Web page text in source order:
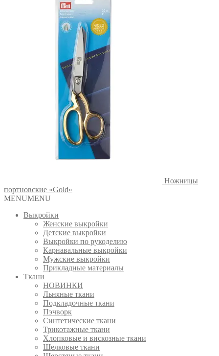
Ножницы
портновские «Gold»
MENUMENU
Выкройки
Женские выкройки
Детские выкройки
Выкройки по рукоделию
Карнавальные выкройки
Мужские выкройки
Прикладные материалы
Ткани
НОВИНКИ
Льняные ткани
Подкладочные ткани
Пэчворк
Синтетические ткани
Трикотажные ткани
Хлопковые и вискозные ткани
Шелковые ткани